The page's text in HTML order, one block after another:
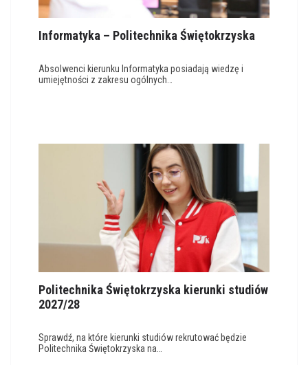
Informatyka – Politechnika Świętokrzyska
Absolwenci kierunku Informatyka posiadają wiedzę i
umiejętności z zakresu ogólnych…
Politechnika Świętokrzyska kierunki studiów
2027/28
Sprawdź, na które kierunki studiów rekrutować będzie
Politechnika Świętokrzyska na…